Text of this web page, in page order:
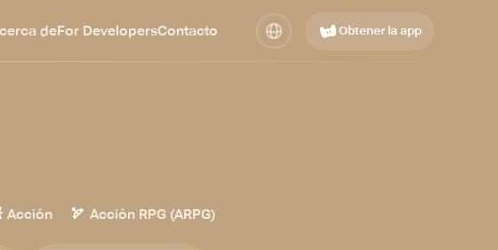
deFor DevelopersContacto Obtener la app
Acción 🏹 Acción RPG (ARPG)